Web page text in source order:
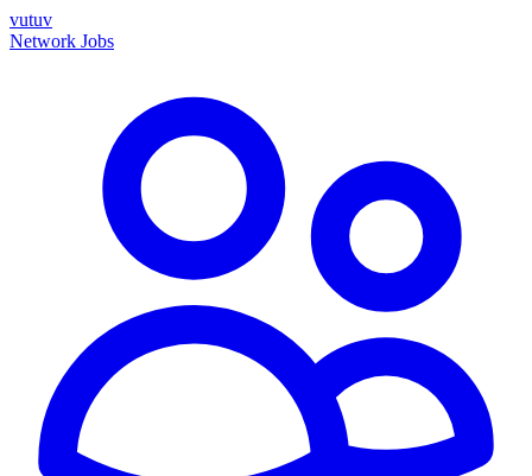
vutuv
Network Jobs